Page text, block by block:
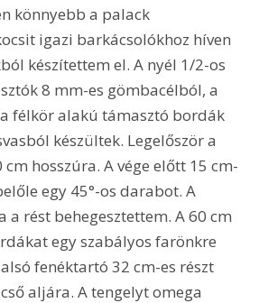
könnyebb a palack
igazi barkácsolókhoz híven
készítettem el. A nyél 1/2-os
8 mm-es gömbacélból, a
félkör alakú támasztó bordák
készültek. Legelőször a
hosszúra. A vége előtt 15 cm-
egy 45°-os darabot. A
a rést behegesztettem. A 60 cm
egy szabályos farönkre
fenéktartó 32 cm-es részt
aljára. A tengelyt omega